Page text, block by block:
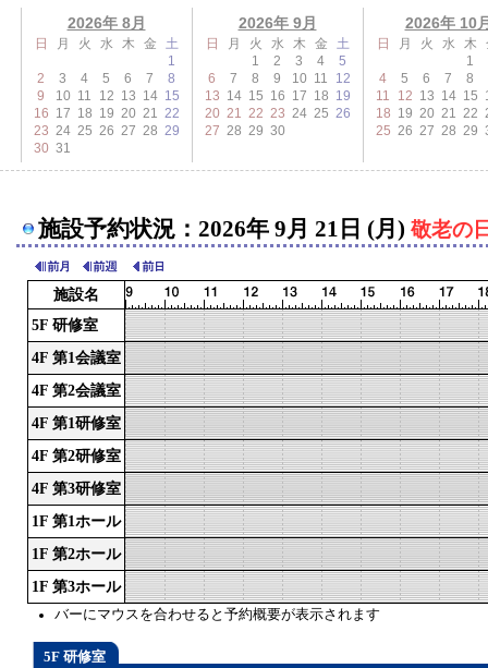
2026年 8月
日 月 火 水 木 金
土
1
2
3 4 5 6 7
8
9
10 11 12 13 14 15
16 17 18 19 20 21 22
23 24 25 26 27 28 29
30 31
2026年 9月
日 月 火 水 木 金
土
1
2 3 4
5
6
7 8 9 10 11
12
13 14 15 16 17 18 19
20 21 22 23 24 25 26
27 28 29 30
2026年 10
日 月 火 水 木
1
4
5 6 7
8
11
12 13 14 15
18 19 20 21 22
25 26 27 28 29
施設予約状況：2026年 9月 21日 (月) 敬老の
施設名
バーにマウスを合わせると予約概要が表示されます
5F 研修室
4F 第1会議室
4F 第2会議室
4F 第1研修室
4F 第2研修室
4F 第3研修室
1F 第1ホール
1F 第2ホール
1F 第3ホール
5F 研修室